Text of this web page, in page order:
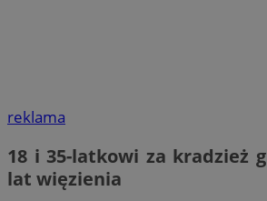
reklama
18 i 35-latkowi za kradzież
lat więzienia